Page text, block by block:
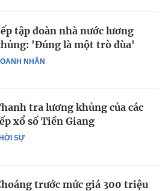
NHÂN
tập đoàn nhà nước lương
'Đúng là một trò đùa'
SỰ
tra lương khủng của các
xổ số Tiền Giang
trước mức giá 300 triệu